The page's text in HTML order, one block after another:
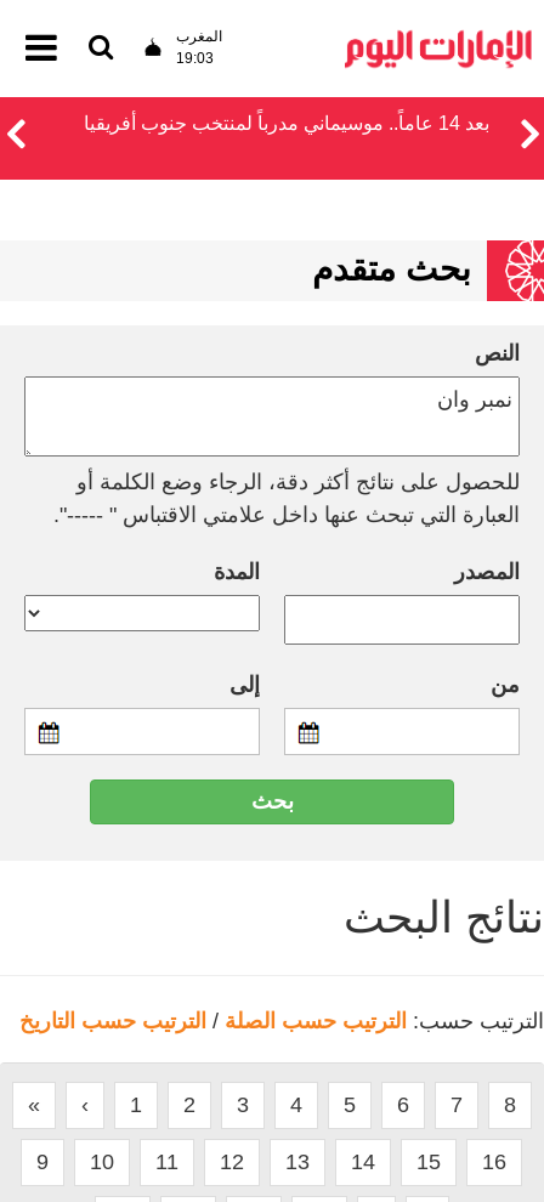
المغرب
19:03
بعد 14 عاماً.. موسيماني مدرباً لمنتخب جنوب أفريقيا
بحث متقدم
النص
للحصول على نتائج أكثر دقة، الرجاء وضع الكلمة أو
العبارة التي تبحث عنها داخل علامتي الاقتباس " -----".
المصدر المدة
من إلى
نتائج البحث
الترتيب حسب: الترتيب حسب الصلة / الترتيب حسب التاريخ
« ‹ 1 2 3 4 5 6 7 8
9 10 11 12 13 14 15 16